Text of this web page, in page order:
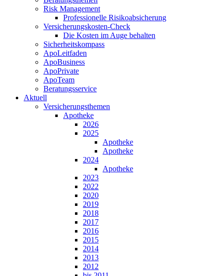
Risk Management
Professionelle Risikoabsicherung
Versicherungskosten-Check
Die Kosten im Auge behalten
Sicherheitskompass
ApoLeitfaden
ApoBusiness
ApoPrivate
ApoTeam
Beratungsservice
Aktuell
Versicherungsthemen
Apotheke
2026
2025
Apotheke
Apotheke
2024
Apotheke
2023
2022
2020
2019
2018
2017
2016
2015
2014
2013
2012